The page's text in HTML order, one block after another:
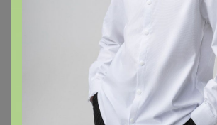
, Здравствуйте, да просто удалите